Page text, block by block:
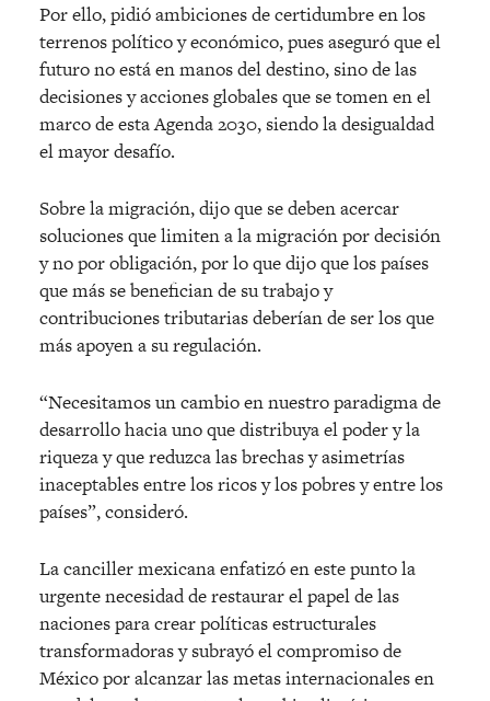
Por ello, pidió ambiciones de certidumbre en los
terrenos político y económico, pues aseguró que el
futuro no está en manos del destino, sino de las
decisiones y acciones globales que se tomen en el
marco de esta Agenda 2030, siendo la desigualdad
el mayor desafío.
Sobre la migración, dijo que se deben acercar
soluciones que limiten a la migración por decisión
y no por obligación, por lo que dijo que los países
que más se benefician de su trabajo y
contribuciones tributarias deberían de ser los que
más apoyen a su regulación.
“Necesitamos un cambio en nuestro paradigma de
desarrollo hacia uno que distribuya el poder y la
riqueza y que reduzca las brechas y asimetrías
inaceptables entre los ricos y los pobres y entre los
países”, consideró.
La canciller mexicana enfatizó en este punto la
urgente necesidad de restaurar el papel de las
naciones para crear políticas estructurales
transformadoras y subrayó el compromiso de
México por alcanzar las metas internacionales en